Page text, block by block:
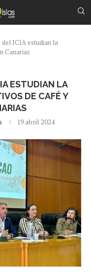
ICIA estudian la
Canarias
ESTUDIAN LA
DE CAFÉ Y
19 abril 2024